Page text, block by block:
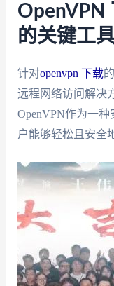
OpenVPN
的关键工
针对openvpn 下载
远程网络访问解决
OpenVPN作为一
户能够轻松且安全